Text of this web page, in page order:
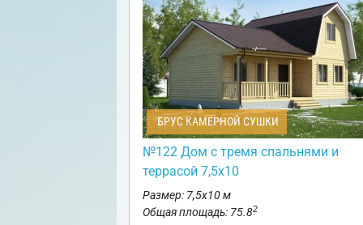
БРУС КАМЕРНОЙ СУШКИ
№122 Дом с тремя спальнями и
террасой 7,5х10
Размер: 7,5х10 м
Общая площадь: 75.82